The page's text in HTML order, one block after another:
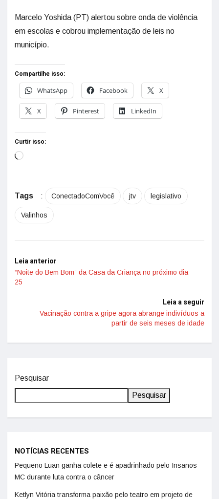
Marcelo Yoshida (PT) alertou sobre onda de violência
em escolas e cobrou implementação de leis no
município.
Compartilhe isso:
WhatsApp
Facebook X
X Pinterest LinkedIn
Curtir isso:
Tags : ConectadoComVocê jtv legislativo
Valinhos
Leia anterior
“Noite do Bem Bom” da Casa da Criança no próximo dia
25
Leia a seguir
Vacinação contra a gripe agora abrange indivíduos a
partir de seis meses de idade
Pesquisar
Pesquisar
NOTÍCIAS RECENTES
Pequeno Luan ganha colete e é apadrinhado pelo Insanos
MC durante luta contra o câncer
Ketlyn Vitória transforma paixão pelo teatro em projeto de